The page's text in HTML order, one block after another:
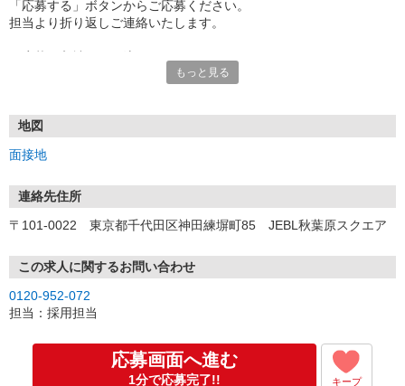
「応募する」ボタンからご応募ください。
担当より折り返しご連絡いたします。
*来社面接またはオンライン面接が可能です。
（応募情報不足の場合は、履歴書・職務経歴書を頂くケースがあ
▼内定（面接後、最短翌営業日）
*当社より内定通知をお送りします。
*内定にご承諾いただけましたら、採用決定となります。
*当社の正社員としてご入社いただきます。
*辞令の授与、オリエンテーションをお受けいただきます。
▼配属先の決定（★）
*当社が配属先を決定します。
▼就業開始
*配属先にて、当社の派遣スタッフとしてご就業いただきます。
もっと見る
地図
面接地
連絡先住所
〒101-0022 東京都千代田区神田練塀町85 JEBL秋葉原スクエア
この求人に関するお問い合わせ
0120-952-072
担当：採用担当
応募画面へ進む
1分で応募完了!! キープ